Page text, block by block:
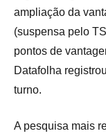
ampliação da
(suspensa pelo
pontos de
Datafolha
turno.
A pesquisa mais